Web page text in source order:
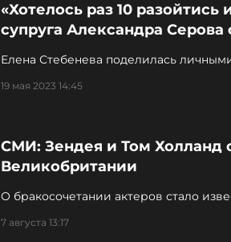
«Хотелось раз 10 разойтись
супруга Александра
Елена Стебенева поделилась
19 мая 2023 14:45
СМИ: Зендея и Том Холланд
Великобритании
О бракосочетании актеров стало
7 августа 13:17